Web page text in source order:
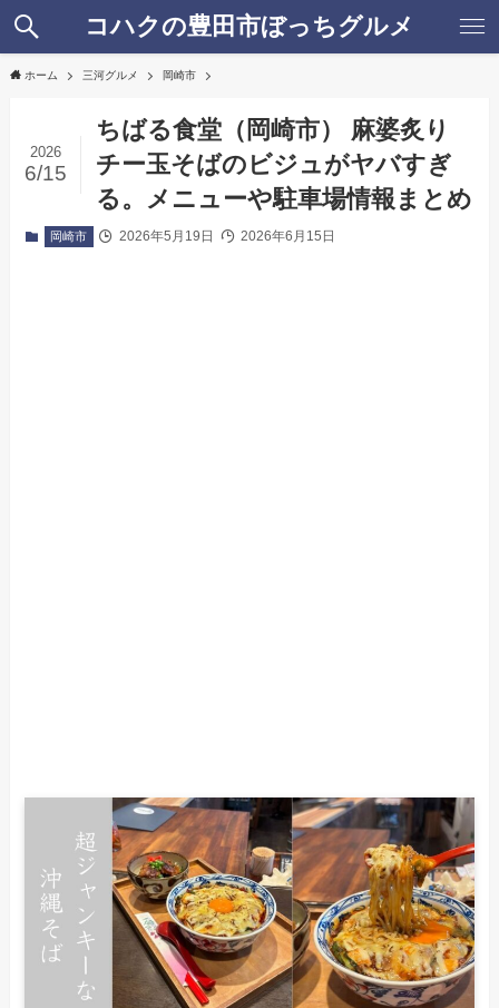
コハクの豊田市ぼっちグルメ
ホーム 三河グルメ 岡崎市
ちばる食堂（岡崎市） 麻婆炙り
チー玉そばのビジュがヤバすぎ
る。メニューや駐車場情報まとめ
2026
6/15
岡崎市 2026年5月19日 2026年6月15日